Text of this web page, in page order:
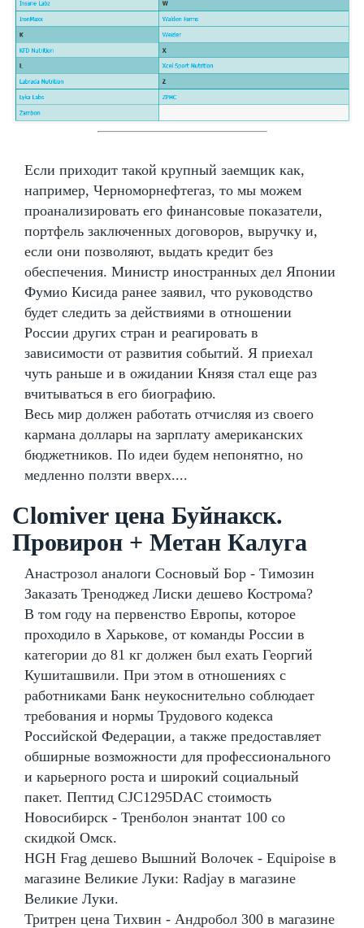
Если приходит такой крупный заемщик как,
например, Черноморнефтегаз, то мы можем
проанализировать его финансовые показатели,
портфель заключенных договоров, выручку и,
если они позволяют, выдать кредит без
обеспечения. Министр иностранных дел Японии
Фумио Кисида ранее заявил, что руководство
будет следить за действиями в отношении
России других стран и реагировать в
зависимости от развития событий. Я приехал
чуть раньше и в ожидании Князя стал еще раз
вчитываться в его биографию.
Весь мир должен работать отчисляя из своего
кармана доллары на зарплату американских
бюджетников. По идеи будем непонятно, но
медленно ползти вверх....
Clomiver цена Буйнакск.
Провирон + Метан Калуга
Анастрозол аналоги Сосновый Бор - Tимозин
Заказать Треноджед Лиски дешево Кострома?
В том году на первенство Европы, которое
проходило в Харькове, от команды России в
категории до 81 кг должен был ехать Георгий
Кушиташвили. При этом в отношениях с
работниками Банк неукоснительно соблюдает
требования и нормы Трудового кодекса
Российской Федерации, а также предоставляет
обширные возможности для профессионального
и карьерного роста и широкий социальный
пакет. Пептид CJC1295DAC стоимость
Новосибирск - Тренболон энантат 100 со
скидкой Омск.
HGH Frag дешево Вышний Волочек - Equipoise в
магазине Великие Луки: Radjay в магазине
Великие Луки.
Тритрен цена Тихвин - Андробол 300 в магазине